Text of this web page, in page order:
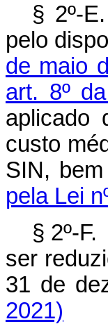
§ 2º-
pelo
de maio
art. 8º
aplicado
custo
SIN,
pela Lei
§ 2º-
ser
31 de
2021)